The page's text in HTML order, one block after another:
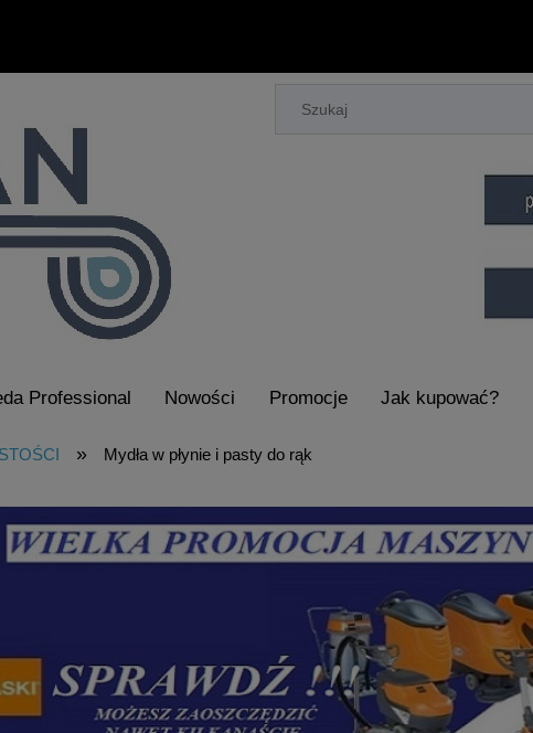
Professional Nowości Promocje Jak kupować?
» Mydła w płynie i pasty do rąk